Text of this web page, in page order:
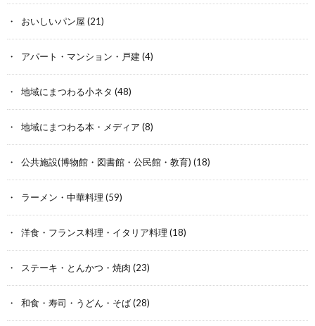
おいしいパン屋 (21)
アパート・マンション・戸建 (4)
地域にまつわる小ネタ (48)
地域にまつわる本・メディア (8)
公共施設(博物館・図書館・公民館・教育) (18)
ラーメン・中華料理 (59)
洋食・フランス料理・イタリア料理 (18)
ステーキ・とんかつ・焼肉 (23)
和食・寿司・うどん・そば(28)